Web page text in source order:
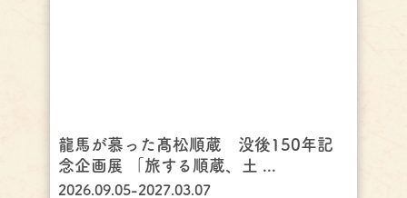
龍馬が慕った髙松順蔵 没後150年記
念企画展 「旅する順蔵、土 ...
2026.09.05-2027.03.07